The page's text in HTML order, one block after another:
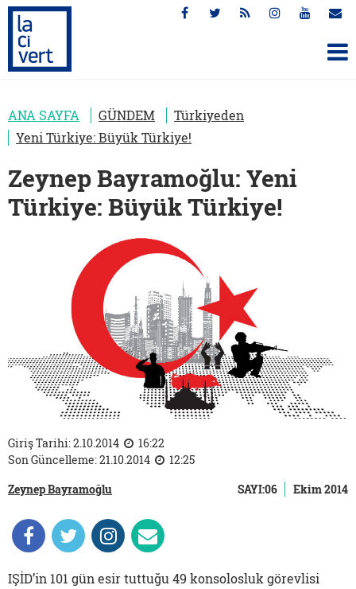
ANA SAYFA GÜNDEM
Türkiyeden
Yeni Türkiye: Büyük Türkiye!
Zeynep Bayramoğlu: Yeni
Türkiye: Büyük Türkiye!
Giriş Tarihi: 2.10.2014
16:22
Son Güncelleme: 21.10.2014
12:25
Zeynep Bayramoğlu
SAYI:06 Ekim 2014
IŞİD’in 101 gün esir tuttuğu 49 konsolosluk görevlisi